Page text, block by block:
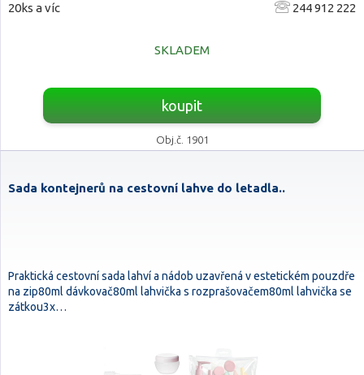
20ks a víc
244 912 222
SKLADEM
koupit
Obj.č. 1901
Sada kontejnerů na cestovní lahve do letadla..
Praktická cestovní sada lahví a nádob uzavřená v estetickém pouzdře
na zip80ml dávkovač80ml lahvička s rozprašovačem80ml lahvička se
zátkou3x…